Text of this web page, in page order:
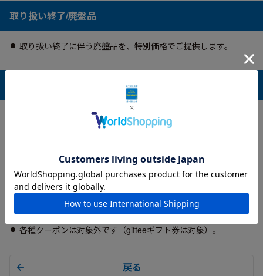
取り扱い終了/廃盤品
取り扱い終了に伴う廃盤品を、特別価格でご提供します。
アウトレット商品に関する注意事項
在庫がなくなり次第、販売終了となります。
予告なく価格変更を行う場合がございますが、ご購入後の価格
変更は承れません。
本体は良品となり、動作・使用には問題ありません。
店舗でのお受け取り、お取り寄せはいたしかねます。
不良品が到着した場合は返金での対応となります。
ギフト包装・お客様のご都合による返品は承れません。
各種クーポンは対象外です（gifteeギフト券は対象）。
戻る